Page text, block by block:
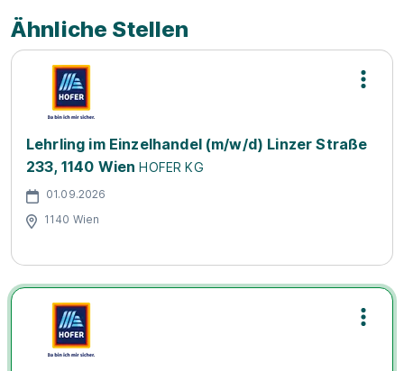
Ähnliche Stellen
Lehrling im Einzelhandel (m/w/d) Linzer Straße
233, 1140 Wien HOFER KG
01.09.2026
1140 Wien